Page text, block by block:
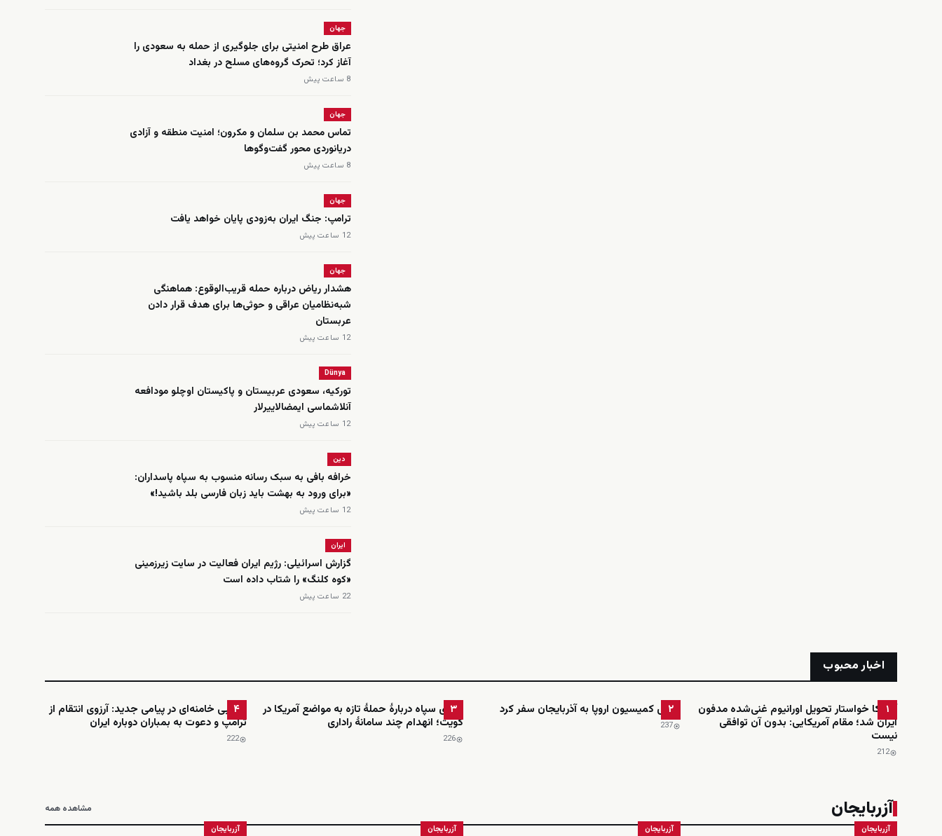
جهان
عراق طرح امنیتی برای جلوگیری از حمله به سعودی را
آغاز کرد؛ تحرک گروه‌های مسلح در بغداد
8 ساعت پیش
جهان
تماس محمد بن سلمان و مکرون؛ امنیت منطقه و آزادی
دریانوردی محور گفت‌وگوها
8 ساعت پیش
جهان
ترامپ: جنگ ایران به‌زودی پایان خواهد یافت
12 ساعت پیش
جهان
هشدار ریاض درباره حمله قریب‌الوقوع: هماهنگی
شبه‌نظامیان عراقی و حوثی‌ها برای هدف قرار دادن
عربستان
12 ساعت پیش
Dünya
تورکیه، سعودی عربیستان و پاکیستان اوچلو مودافعه
‌آنلاشماسی ایمضالاییرلار
12 ساعت پیش
دین
خرافه بافی به سبک رسانه منسوب به سپاه پاسداران:
«برای ورود به بهشت باید زبان فارسی بلد باشید!»
12 ساعت پیش
ایران
گزارش اسرائیلی: رژیم ایران فعالیت در سایت زیرزمینی
«کوه کلنگ» را شتاب داده است
22 ساعت پیش
اخبار محبوب
۱
آمریکا خواستار تحویل اورانیوم غنی‌شده مدفون
ایران شد؛ مقام آمریکایی: بدون آن توافقی
نیست
212
۲
رئیس کمیسیون اروپا به آذربایجان سفر کرد
237
۳
ادعای سپاه دربارهٔ حملهٔ تازه به مواضع آمریکا در
کویت؛ انهدام چند سامانهٔ راداری
226
۴
مجتبی خامنه‌ای در پیامی جدید: آرزوی انتقام از
ترامپ و دعوت به بمباران دوباره ایران
222
آزربایجان مشاهده همه
آزربایجان آزربایجان آزربایجان آزربایجان